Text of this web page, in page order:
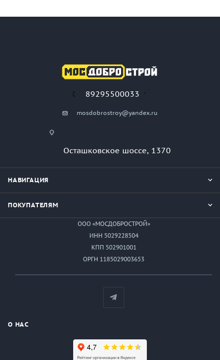
89295500033
mosdobrostroy@yandex.ru
Осташковское шоссе, 1370
НАВИГАЦИЯ
ПОКУПАТЕЛЯМ
ООО «МОСДОБРОСТРОЙ»
ИНН 5029228504
КПП 502901001
ОРГН 1185029003653
О НАС